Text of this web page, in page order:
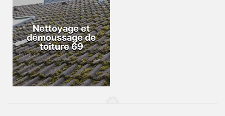
Nettoyage et
démoussage de
toiture 69